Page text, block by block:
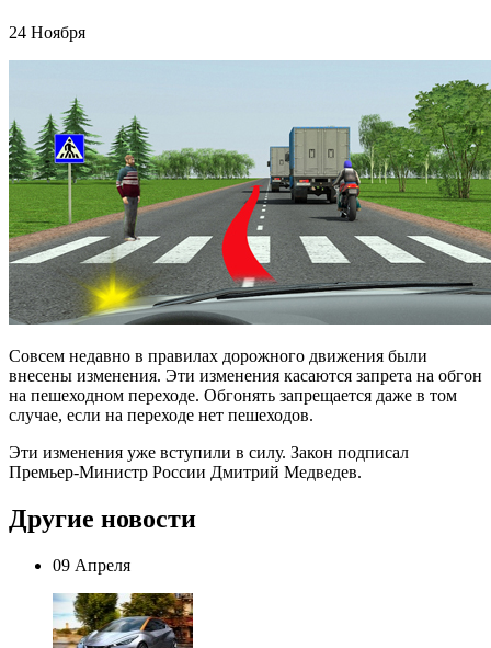
24 Ноября
Совсем недавно в правилах дорожного движения были
внесены изменения. Эти изменения касаются запрета на обгон
на пешеходном переходе. Обгонять запрещается даже в том
случае, если на переходе нет пешеходов.
Эти изменения уже вступили в силу. Закон подписал
Премьер-Министр России Дмитрий Медведев.
Другие новости
09 Апреля